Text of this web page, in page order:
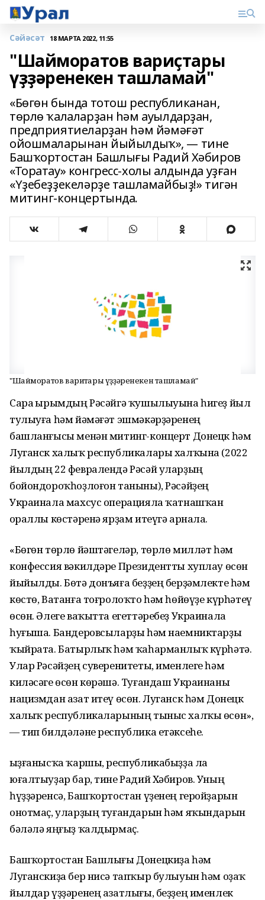
Сәйәсәт 18 МАРТА 2022, 11:55
"Шайморатов вариҫтары
үҙҙәренекен ташламай"
«Бөгөн бында тотош республиканан,
төрлө ҡалаларҙан һәм ауылдарҙан,
предприятиеларҙан һәм йәмәғәт
ойошмаларынан йыйылдыҡ», — тине
Башҡортостан Башлығы Радий Хәбиров
«Торатау» конгресс-холы алдында уҙған
«Үҙебеҙҙекеләрҙе ташламайбыҙ!» тигән
митинг-концертында.
"Шайморатов вариҫтары үҙҙәренекен ташламай"
Сара Ҡырымдың Рәсәйгә ҡушылыуына һигеҙ йыл
тулыуға һәм йәмәғәт эшмәкәрҙәренең
башланғысы менән митинг-концерт Донецк һәм
Луганск халыҡ республикалары халҡына (2022
йылдың 22 февралендә Рәсәй уларҙың
бойондороҡһоҙлоғон таныны), Рәсәйҙең
Украинала махсус операцияла ҡатнашҡан
Ҡораллы көстәренә ярҙам итеүгә арнала.
«Бөгөн төрлө йәштәгеләр, төрлө милләт һәм
конфессия вәкилдәре Президентты хуплау өсөн
йыйылды. Бөтә донъяға беҙҙең берҙәмлекте һәм
көстө, Ватанға тоғролоҡто һәм һөйөүҙе күрһәтеү
өсөн. Әлеге ваҡытта егеттәребеҙ Украинала
һуғыша. Бандеровсыларҙы һәм наемниктарҙы
ҡыйрата. Батырлыҡ һәм ҡаһарманлыҡ күрһәтә.
Улар Рәсәйҙең суверенитеты, именлеге һәм
киләсәге өсөн көрәшә. Туғандаш Украинаны
нацизмдан азат итеү өсөн. Луганск һәм Донецк
халыҡ республикаларының тыныс халҡы өсөн»,
— тип билдәләне республика етәксеһе.
Ҡыҙғанысҡа ҡаршы, республикабыҙҙа ла
юғалтыуҙар бар, тине Радий Хәбиров. Уның
һүҙҙәренсә, Башҡортостан үҙенең геройҙарын
онотмаҫ, уларҙың туғандарын һәм яҡындарын
бәләлә яңғыҙ ҡалдырмаҫ.
Башҡортостан Башлығы Донецкиҙа һәм
Луганскиҙа бер нисә тапҡыр булыуын һәм оҙаҡ
йылдар үҙҙәренең азатлығы, беҙҙең именлек